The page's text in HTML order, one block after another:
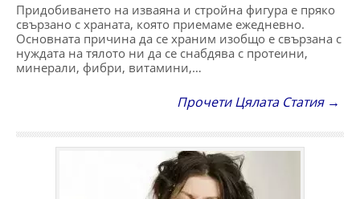
Придобиването на изваяна и стройна фигура е пряко
свързано с храната, която приемаме ежедневно.
Основната причина да се храним изобщо е свързана с
нуждата на тялото ни да се снабдява с протеини,
минерали, фибри, витамини,…
Прочети Цялата Статия →